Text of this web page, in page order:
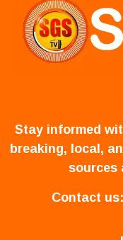
Stay informed
breaking, local,
Contact us: